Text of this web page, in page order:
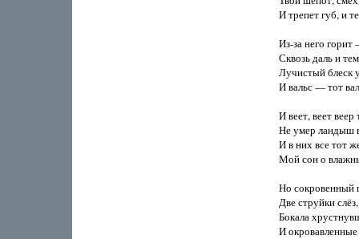
И трепет губ, и
Из-за него
Сквозь даль и
Лучистый блеск
И вальс — тот
И веет, веет
Не умер ландыш
И в них все тот
Мой сон о
Но сокровенный
Две струйки
Бокала
И